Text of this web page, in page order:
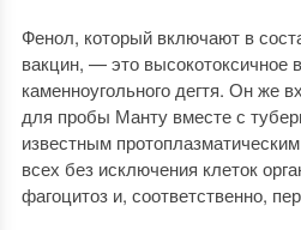
Фенол, который включают в
вакцин, — это высокотоксичное
каменноугольного дегтя. Он же
для пробы Манту вместе с
известным
всех без исключения клеток
фагоцитоз и, соответственно,